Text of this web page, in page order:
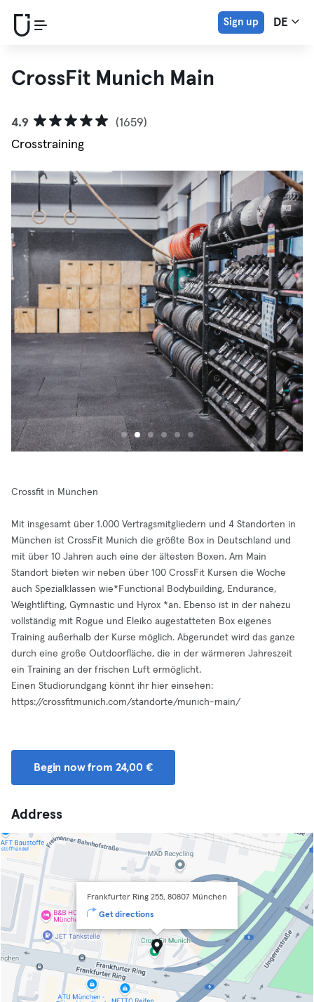
Sign up DE
CrossFit Munich Main
4.9
(1659)
Crosstraining
Crossfit in München
Mit insgesamt über 1.000 Vertragsmitgliedern und 4 Standorten in
München ist CrossFit Munich die größte Box in Deutschland und
mit über 10 Jahren auch eine der ältesten Boxen. Am Main
Standort bieten wir neben über 100 CrossFit Kursen die Woche
auch Spezialklassen wie*Functional Bodybuilding, Endurance,
Weightlifting, Gymnastic und Hyrox *an. Ebenso ist in der nahezu
vollständig mit Rogue und Eleiko augestatteten Box eigenes
Training außerhalb der Kurse möglich. Abgerundet wird das ganze
durch eine große Outdoorfläche, die in der wärmeren Jahreszeit
ein Training an der frischen Luft ermöglicht.
Einen Studiorundgang könnt ihr hier einsehen:
https://crossfitmunich.com/standorte/munich-main/
Begin now from 24,00 €
Address
Frankfurter Ring 255, 80807 München
Get directions